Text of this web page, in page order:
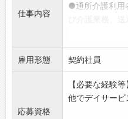
仕事内容
●通所介護利用
務等の業務で
・利用者様の
・機能訓練業務
・食事、入浴
・送迎のため
※雇用条件等の
雇用形態 契約社員
応募資格
【必要な経験等
他でデイサー